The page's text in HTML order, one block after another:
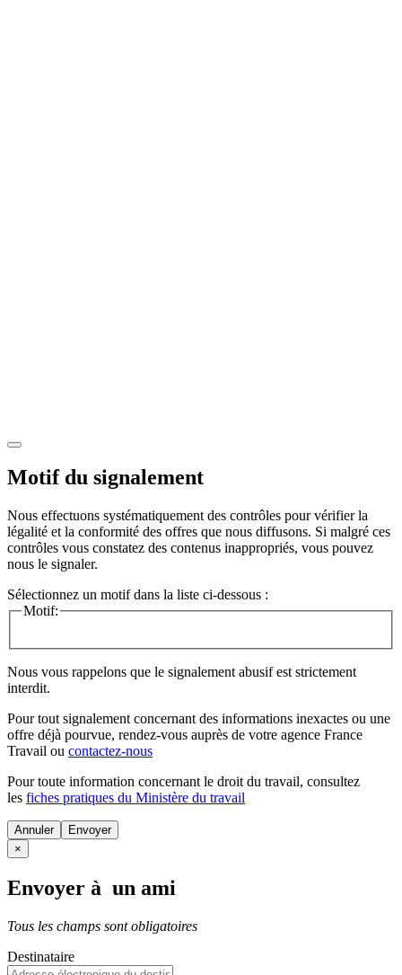
Motif du signalement
Nous effectuons systématiquement des contrôles pour vérifier la
légalité et la conformité des offres que nous diffusons. Si malgré ces
contrôles vous constatez des contenus inappropriés, vous pouvez
nous le signaler.
Sélectionnez un motif dans la liste ci-dessous :
Motif:
Nous vous rappelons que le signalement abusif est strictement
interdit.
Pour tout signalement concernant des informations inexactes ou une
offre déjà pourvue, rendez-vous auprès de votre agence France
Travail ou contactez-nous
Pour toute information concernant le droit du travail, consultez
les fiches pratiques du Ministère du travail
Annuler
×
Envoyer à un ami
Tous les champs sont obligatoires
Destinataire